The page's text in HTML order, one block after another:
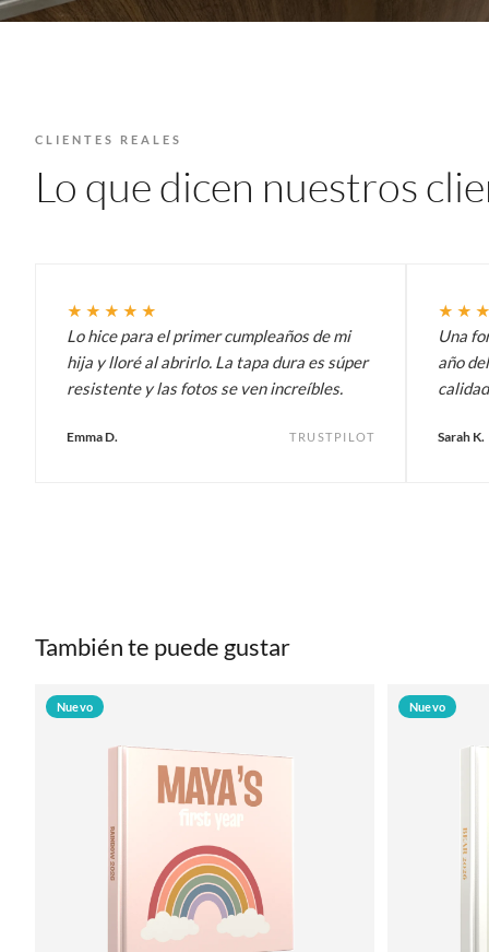
CLIENTES REALES
Lo que dicen nuestros
★★★★★
Lo hice para el primer cumpleaños de mi
hija y lloré al abrirlo. La tapa dura es súper
resistente y las fotos se ven increíbles.
Emma D. TRUSTPILOT
Una
año
Sarah K.
También te puede gustar
Nuevo Nuevo